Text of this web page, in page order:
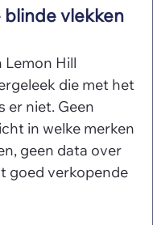
vlekken
Lemon Hill
die met het
er niet. Geen
in welke merken
geen data over
goed verkopende